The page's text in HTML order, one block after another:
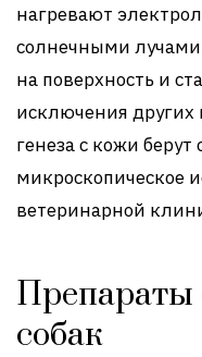
нагревают
солнечными
на поверхность и
исключения других
генеза с кожи
микроскопическое
ветеринарной
Препараты
собак